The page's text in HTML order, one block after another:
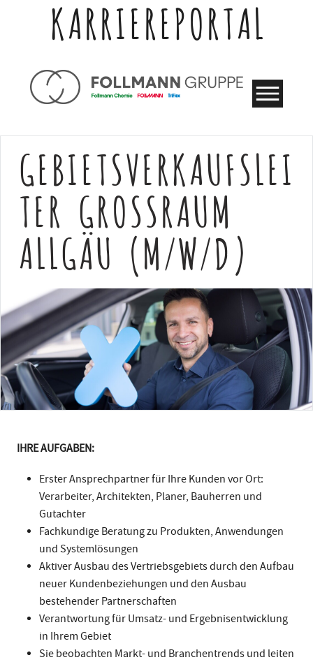
KARRIEREPORTAL
GEBIETSVERKAUFSLEI
TER GROSSRAUM A
LLGÄU (M/W/D)
IHRE AUFGABEN:
Erster Ansprechpartner für Ihre Kunden vor Ort:
Verarbeiter, Architekten, Planer, Bauherren und
Gutachter
Fachkundige Beratung zu Produkten, Anwendungen
und Systemlösungen
Aktiver Ausbau des Vertriebsgebiets durch den Aufbau
neuer Kundenbeziehungen und den Ausbau
bestehender Partnerschaften
Verantwortung für Umsatz- und Ergebnisentwicklung
in Ihrem Gebiet
Sie beobachten Markt- und Branchentrends und leiten